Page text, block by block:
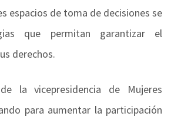
espacios de toma de decisiones se
que permitan garantizar el
derechos.
la vicepresidencia de Mujeres
para aumentar la participación